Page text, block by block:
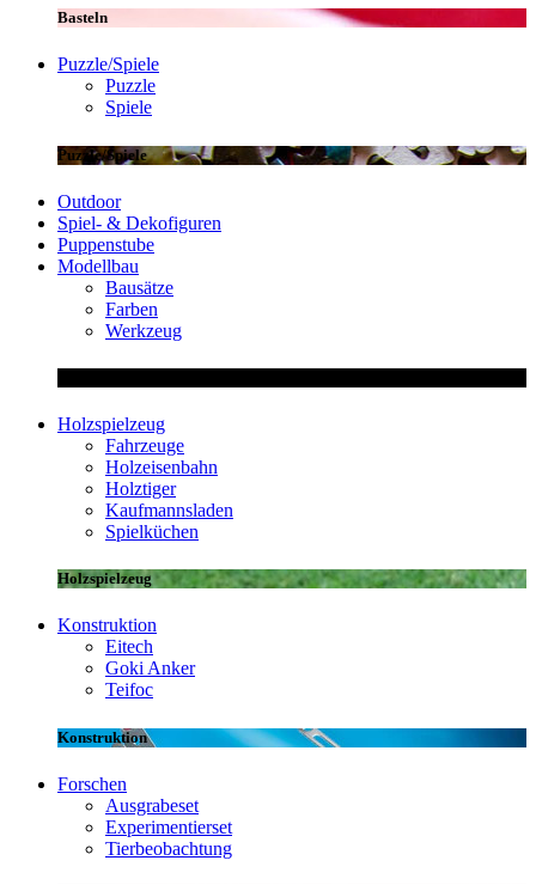
Basteln
Puzzle/Spiele
Puzzle
Spiele
Puzzle/Spiele
Outdoor
Spiel- & Dekofiguren
Puppenstube
Modellbau
Bausätze
Farben
Werkzeug
Holzspielzeug
Fahrzeuge
Holzeisenbahn
Holztiger
Kaufmannsladen
Spielküchen
Holzspielzeug
Konstruktion
Eitech
Goki Anker
Teifoc
Konstruktion
Forschen
Ausgrabeset
Experimentierset
Tierbeobachtung